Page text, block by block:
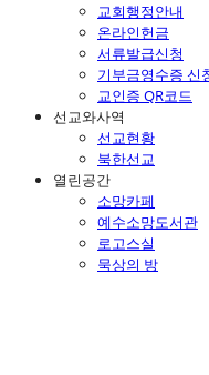
교회행정안내
온라인헌금
서류발급신청
기부금영수증 신
교인증 QR코드
선교와사역
선교현황
북한선교
열린공간
소망카페
예수소망도서관
로고스실
묵상의 방